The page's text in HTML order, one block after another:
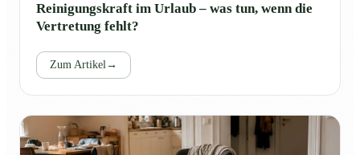
Reinigungskraft im Urlaub – was tun, wenn die
Vertretung fehlt?
Zum Artikel→